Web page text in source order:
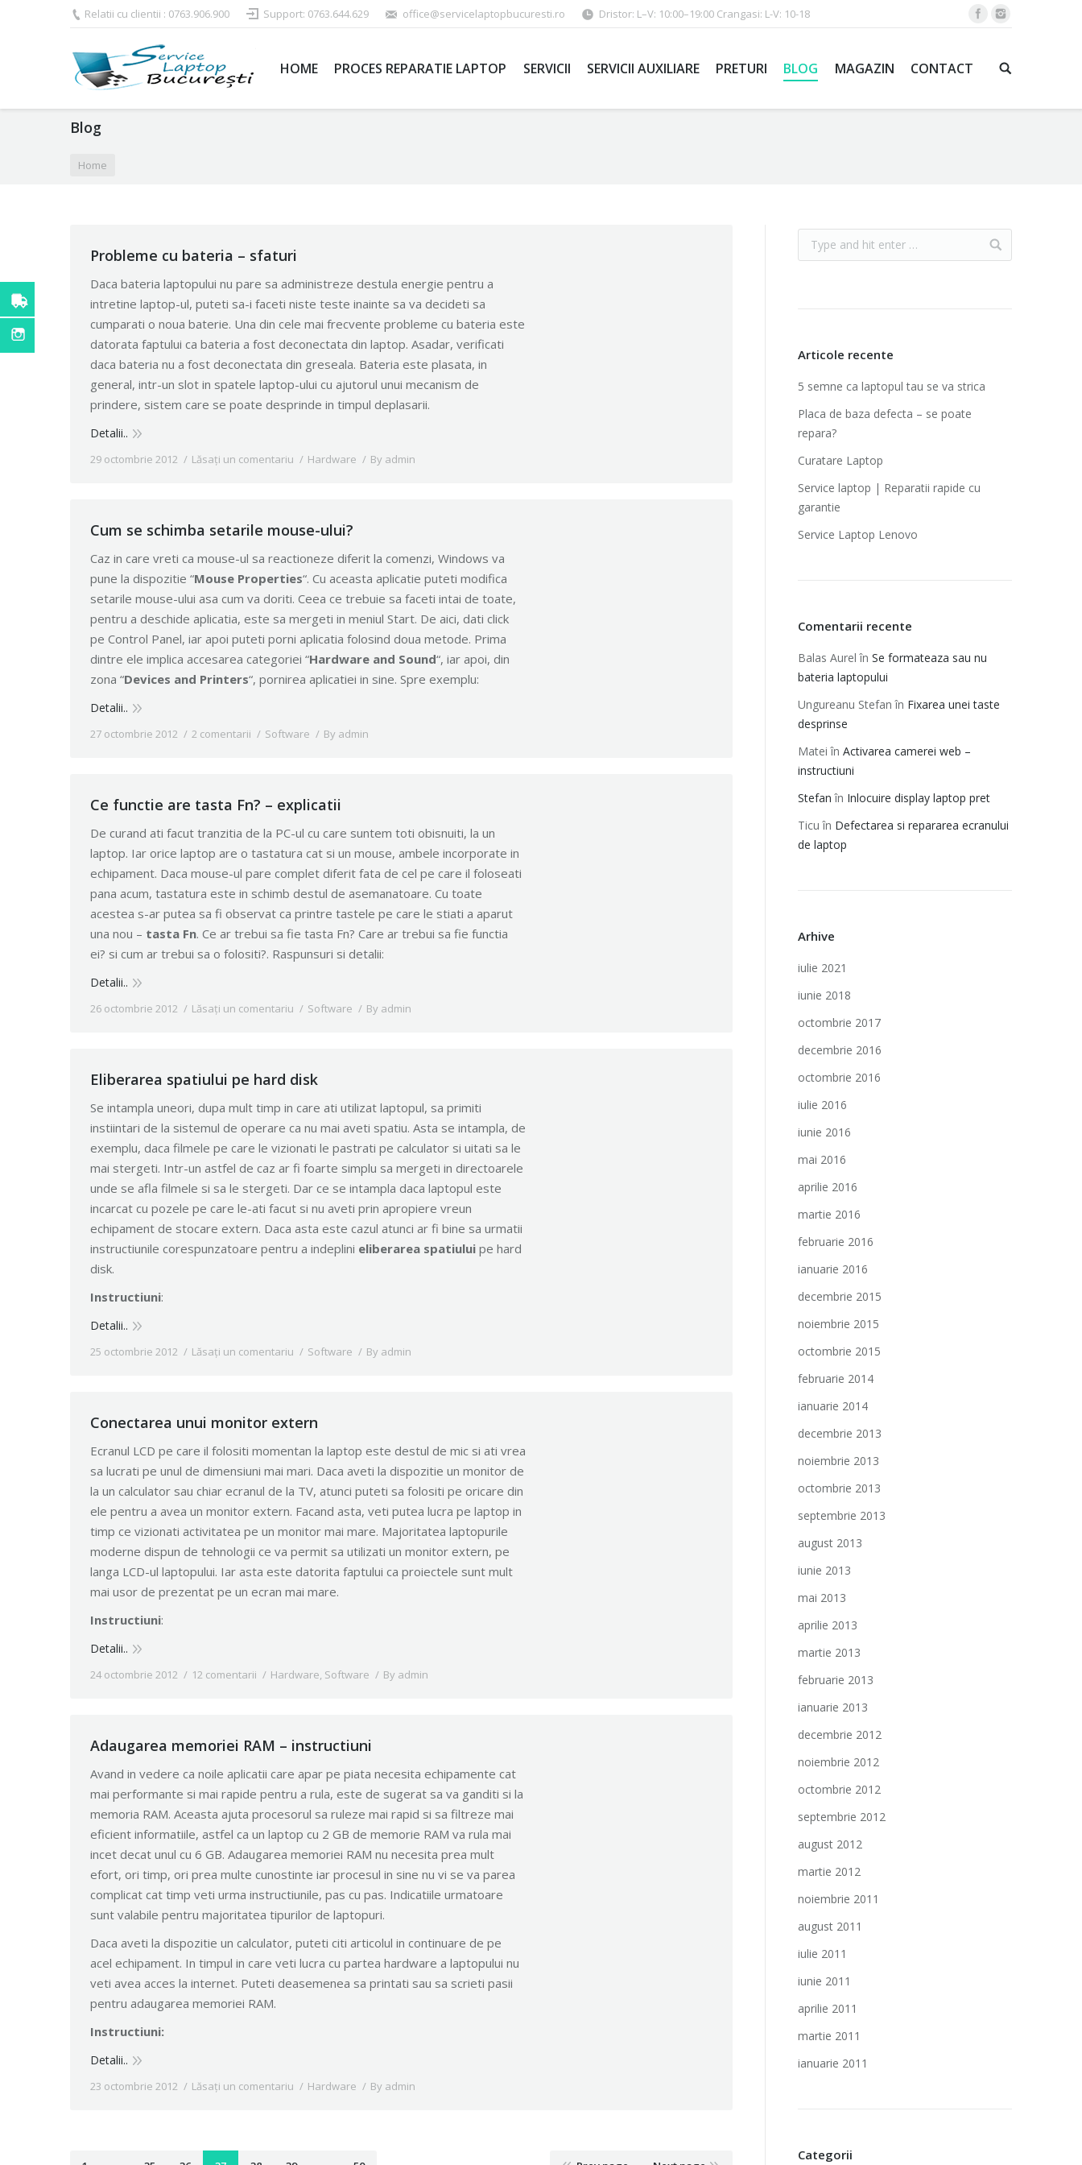
Relatii cu clientii : 0763.906.900 Support: 0763.644.629 office@servicelaptopbucuresti.ro Dristor: L–V: 10:00–19:00 Crangasi: L-V: 10-18
HOME PROCES REPARATIE LAPTOP SERVICII SERVICII AUXILIARE PRETURI BLOG MAGAZIN CONTACT
Blog
Home
Probleme cu bateria – sfaturi
Daca bateria laptopului nu pare sa administreze destula energie pentru a
intretine laptop-ul, puteti sa-i faceti niste teste inainte sa va decideti sa
cumparati o noua baterie. Una din cele mai frecvente probleme cu bateria este
datorata faptului ca bateria a fost deconectata din laptop. Asadar, verificati
daca bateria nu a fost deconectata din greseala. Bateria este plasata, in
general, intr-un slot in spatele laptop-ului cu ajutorul unui mecanism de
prindere, sistem care se poate desprinde in timpul deplasarii.
Detalii..
29 octombrie 2012 Lăsați un comentariu Hardware By admin
Cum se schimba setarile mouse-ului?
Caz in care vreti ca mouse-ul sa reactioneze diferit la comenzi, Windows va
pune la dispozitie “Mouse Properties“. Cu aceasta aplicatie puteti modifica
setarile mouse-ului asa cum va doriti. Ceea ce trebuie sa faceti intai de toate,
pentru a deschide aplicatia, este sa mergeti in meniul Start. De aici, dati click
pe Control Panel, iar apoi puteti porni aplicatia folosind doua metode. Prima
dintre ele implica accesarea categoriei “Hardware and Sound“, iar apoi, din
zona “Devices and Printers“, pornirea aplicatiei in sine. Spre exemplu:
Detalii..
27 octombrie 2012 2 comentarii Software By admin
Ce functie are tasta Fn? – explicatii
De curand ati facut tranzitia de la PC-ul cu care suntem toti obisnuiti, la un
laptop. Iar orice laptop are o tastatura cat si un mouse, ambele incorporate in
echipament. Daca mouse-ul pare complet diferit fata de cel pe care il foloseati
pana acum, tastatura este in schimb destul de asemanatoare. Cu toate
acestea s-ar putea sa fi observat ca printre tastele pe care le stiati a aparut
una nou – tasta Fn. Ce ar trebui sa fie tasta Fn? Care ar trebui sa fie functia
ei? si cum ar trebui sa o folositi?. Raspunsuri si detalii:
Detalii..
26 octombrie 2012 Lăsați un comentariu Software By admin
Eliberarea spatiului pe hard disk
Se intampla uneori, dupa mult timp in care ati utilizat laptopul, sa primiti
instiintari de la sistemul de operare ca nu mai aveti spatiu. Asta se intampla, de
exemplu, daca filmele pe care le vizionati le pastrati pe calculator si uitati sa le
mai stergeti. Intr-un astfel de caz ar fi foarte simplu sa mergeti in directoarele
unde se afla filmele si sa le stergeti. Dar ce se intampla daca laptopul este
incarcat cu pozele pe care le-ati facut si nu aveti prin apropiere vreun
echipament de stocare extern. Daca asta este cazul atunci ar fi bine sa urmatii
instructiunile corespunzatoare pentru a indeplini eliberarea spatiului pe hard
disk.
Instructiuni:
Detalii..
25 octombrie 2012 Lăsați un comentariu Software By admin
Conectarea unui monitor extern
Ecranul LCD pe care il folositi momentan la laptop este destul de mic si ati vrea
sa lucrati pe unul de dimensiuni mai mari. Daca aveti la dispozitie un monitor de
la un calculator sau chiar ecranul de la TV, atunci puteti sa folositi pe oricare din
ele pentru a avea un monitor extern. Facand asta, veti putea lucra pe laptop in
timp ce vizionati activitatea pe un monitor mai mare. Majoritatea laptopurile
moderne dispun de tehnologii ce va permit sa utilizati un monitor extern, pe
langa LCD-ul laptopului. Iar asta este datorita faptului ca proiectele sunt mult
mai usor de prezentat pe un ecran mai mare.
Instructiuni:
Detalii..
24 octombrie 2012 12 comentarii Hardware, Software By admin
Adaugarea memoriei RAM – instructiuni
Avand in vedere ca noile aplicatii care apar pe piata necesita echipamente cat
mai performante si mai rapide pentru a rula, este de sugerat sa va ganditi si la
memoria RAM. Aceasta ajuta procesorul sa ruleze mai rapid si sa filtreze mai
eficient informatiile, astfel ca un laptop cu 2 GB de memorie RAM va rula mai
incet decat unul cu 6 GB. Adaugarea memoriei RAM nu necesita prea mult
efort, ori timp, ori prea multe cunostinte iar procesul in sine nu vi se va parea
complicat cat timp veti urma instructiunile, pas cu pas. Indicatiile urmatoare
sunt valabile pentru majoritatea tipurilor de laptopuri.
Daca aveti la dispozitie un calculator, puteti citi articolul in continuare de pe
acel echipament. In timpul in care veti lucra cu partea hardware a laptopului nu
veti avea acces la internet. Puteti deasemenea sa printati sau sa scrieti pasii
pentru adaugarea memoriei RAM.
Instructiuni:
Detalii..
23 octombrie 2012 Lăsați un comentariu Hardware By admin
Articole recente
5 semne ca laptopul tau se va strica
Placa de baza defecta – se poate
repara?
Curatare Laptop
Service laptop | Reparatii rapide cu
garantie‎
Service Laptop Lenovo
Comentarii recente
Balas Aurel înSe formateaza sau nu
bateria laptopului
Ungureanu Stefan în Fixarea unei taste
desprinse
Matei înActivarea camerei web –
instructiuni
Stefan în Inlocuire display laptop pret
Ticu în Defectarea si repararea ecranului
de laptop
Arhive
iulie 2021
iunie 2018
octombrie 2017
decembrie 2016
octombrie 2016
iulie 2016
iunie 2016
mai 2016
aprilie 2016
martie 2016
februarie 2016
ianuarie 2016
decembrie 2015
noiembrie 2015
octombrie 2015
februarie 2014
ianuarie 2014
decembrie 2013
noiembrie 2013
octombrie 2013
septembrie 2013
august 2013
iunie 2013
mai 2013
aprilie 2013
martie 2013
februarie 2013
ianuarie 2013
decembrie 2012
noiembrie 2012
octombrie 2012
septembrie 2012
august 2012
martie 2012
noiembrie 2011
august 2011
iulie 2011
iunie 2011
aprilie 2011
martie 2011
ianuarie 2011
Categorii